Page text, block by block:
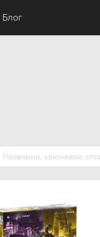
Блог